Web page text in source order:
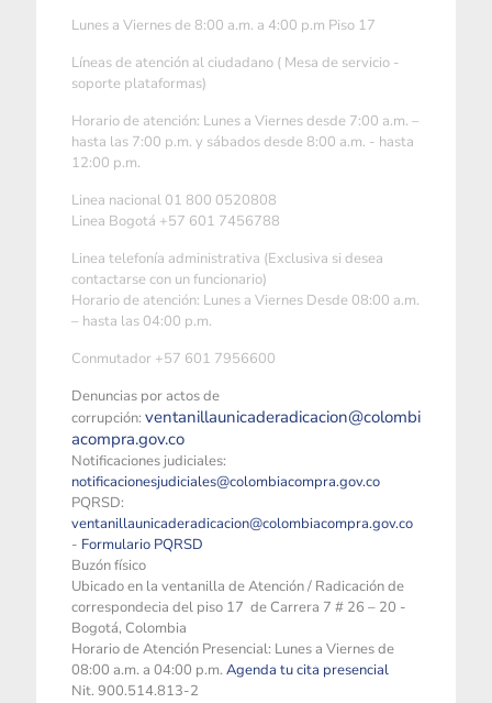
Lunes a Viernes de 8:00 a.m. a 4:00 p.m Piso 17
Líneas de atención al ciudadano ( Mesa de servicio -
soporte plataformas)
Horario de atención: Lunes a Viernes desde 7:00 a.m. –
hasta las 7:00 p.m. y sábados desde 8:00 a.m. - hasta
12:00 p.m.
Linea nacional 01 800 0520808
Linea Bogotá +57 601 7456788
Linea telefonía administrativa (Exclusiva si desea
contactarse con un funcionario)
Horario de atención: Lunes a Viernes Desde 08:00 a.m.
– hasta las 04:00 p.m.
Conmutador +57 601 7956600
Denuncias por actos de
corrupción: ventanillaunicaderadicacion@colombi
acompra.gov.co
Notificaciones judiciales:
notificacionesjudiciales@colombiacompra.gov.co
PQRSD:
ventanillaunicaderadicacion@colombiacompra.gov.co
- Formulario PQRSD
Buzón físico
Ubicado en la ventanilla de Atención / Radicación de
correspondecia del piso 17 de Carrera 7 # 26 – 20 -
Bogotá, Colombia
Horario de Atención Presencial: Lunes a Viernes de
08:00 a.m. a 04:00 p.m. Agenda tu cita presencial
Nit. 900.514.813-2